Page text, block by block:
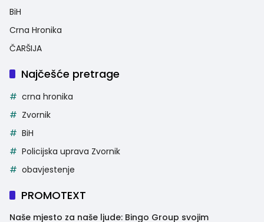
BiH
Crna Hronika
ČARŠIJA
Najčešće pretrage
crna hronika
Zvornik
BiH
Policijska uprava Zvornik
obavjestenje
PROMOTEXT
Naše mjesto za naše ljude: Bingo Group svojim